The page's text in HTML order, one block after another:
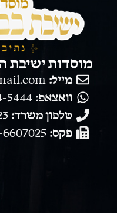
מוסדות ישיבת הבבא
מייל:t.babasali@gmail.com
וואצאפ:050-714-5444
טלפון משרד:08-6607023 (בין 9:00 ל13:00)
פקס: